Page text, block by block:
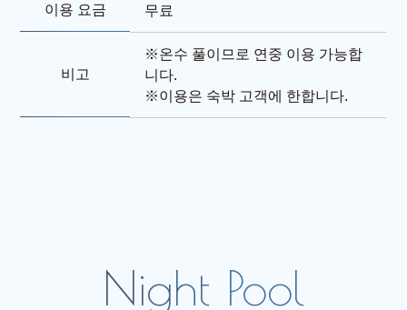
이용 요금 무료
비고
※온수 풀이므로 연중 이용 가능합
니다.
※이용은 숙박 고객에 한합니다.